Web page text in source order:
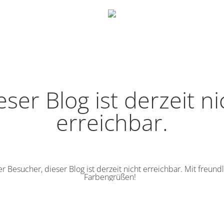
Blog ist derzeit
erreichbar.
Besucher, dieser Blog ist derzeit nicht erreichbar. Mit
Farbengrüßen!